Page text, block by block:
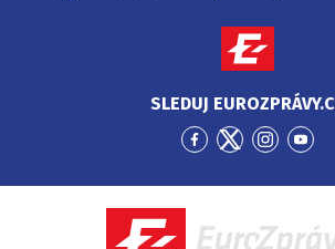
SLEDUJ
Přejít
Facebook
Přejít
Twitter
PřejítPřejít
EuroZprávy.cz